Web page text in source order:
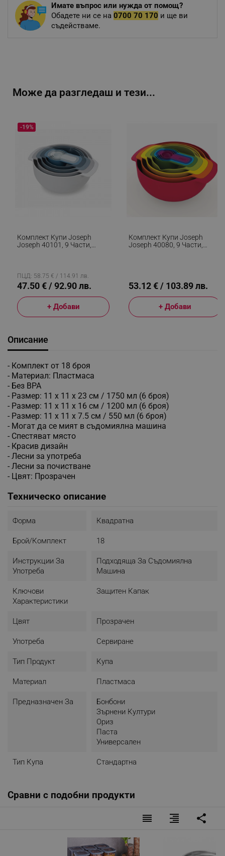
Имате въпрос или нужда от помощ?
Обадете ни се на 0700 70 170 и ще ви
съдействаме.
Може да разгледаш и тези...
Комплект Купи Joseph
Joseph 40101, 9 Части,
-19%
ПЦД: 58.75 € / 114.91 лв.
47.50 € / 92.90 лв.
+ Добави
Комплект Купи Joseph
Joseph 40080, 9 Части,
53.12 € / 103.89 лв.
+ Добави
Описание
- Комплект от 18 броя
- Материал: Пластмаса
- Без BPA
- Размер: 11 х 11 х 23 см / 1750 мл (6 броя)
- Размер: 11 х 11 х 16 см / 1200 мл (6 броя)
- Размер: 11 х 11 х 7.5 см / 550 мл (6 броя)
- Могат да се мият в съдомиялна машина
- Спестяват място
- Красив дизайн
- Лесни за употреба
- Лесни за почистване
- Цвят: Прозрачен
Техническо описание
Форма Квадратна
Брой/комплект 18
Инструкции За
Употреба
Подходяща За Съдомиялна
Машина
Ключови
Характеристики
Защитен Капак
Цвят Прозрачен
Употреба Сервиране
Тип Продукт Купа
Материал Пластмаса
Предназначен За
Бонбони
Зърнени Култури
Ориз
Паста
Универсален
Тип Купа Стандартна
Сравни с подобни продукти
reorder format_align_right share